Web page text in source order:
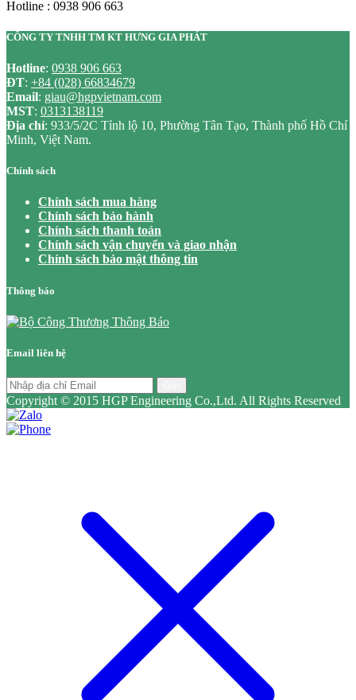
Hotline : 0938 906 663
CÔNG TY TNHH TM KT HƯNG GIA PHÁT
Hotline: 0938 906 663
ĐT: +84 (028) 66834679
Email: giau@hgpvietnam.com
MST: 0313138119
Địa chỉ: 933/5/2C Tỉnh lộ 10, Phường Tân Tạo, Thành phố Hồ Chí
Minh, Việt Nam.
Chính sách
Chính sách mua hàng
Chính sách bảo hành
Chính sách thanh toán
Chính sách vận chuyển và giao nhận
Chính sách bảo mật thông tin
Thông báo
Email liên hệ
Copyright © 2015 HGP Engineering Co.,Ltd. All Rights Reserved